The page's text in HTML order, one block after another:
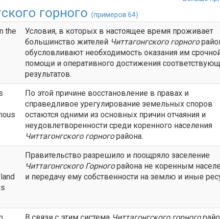
горного (примеров 64)
the
Условия, в которых в настоящее время проживает
большинство жителей Читтагонгского горного
обусловливают необходимость оказания им
помощи и оперативного достижения
результатов.
По этой причине восстановление в правах и
справедливое урегулирование земельных споров
остаются одними из основных причин отчаяния и
неудовлетворенности среди коренного населения
Читтагонгского горногорайона.
Правительство разрешило и поощряло заселение
Читтагонгского Горногорайона не коренным
и передачу ему собственности на землю и иные